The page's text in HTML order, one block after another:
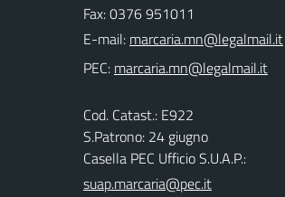
Fax: 0376 951011
E-mail:
PEC:
Cod. Catast.: E922
S.Patrono: 24 giugno
Casella PEC Ufficio S.U.A.P.:
suap.marcaria@pec.it